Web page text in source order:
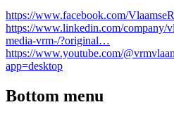
https://www.facebook.com/
https://www.linkedin.com/company/
media-vrm-/?original…
https://www.youtube.com/
app=desktop
Bottom menu